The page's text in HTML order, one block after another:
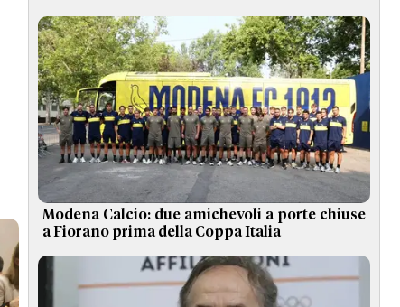
Modena Calcio: due amichevoli a porte chiuse
a Fiorano prima della Coppa Italia